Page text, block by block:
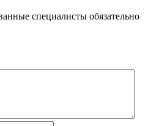
специалисты обязательно